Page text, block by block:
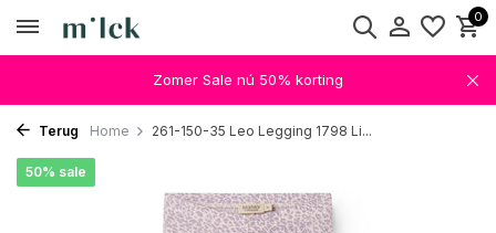
0
Zomer Sale nú 50% korting
Terug Home 261-150-35 Leo Legging 1798 Li...
50% sale